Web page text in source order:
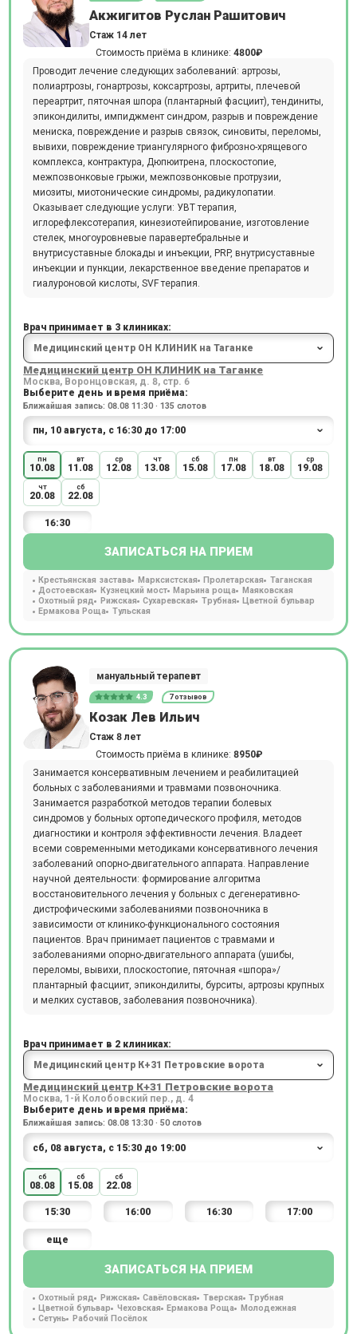
Акжигитов Руслан Рашитович
Стаж 14 лет
Стоимость приёма в клинике: 4800₽
Проводит лечение следующих заболеваний: артрозы,
полиартрозы, гонартрозы, коксартрозы, артриты, плечевой
переартрит, пяточная шпора (плантарный фасциит), тендиниты,
эпикондилиты, импиджмент синдром, разрыв и повреждение
мениска, повреждение и разрыв связок, синовиты, переломы,
вывихи, повреждение триангулярного фиброзно-хрящевого
комплекса, контрактура, Дюпюитрена, плоскостопие,
межпозвонковые грыжи, межпозвонковые протрузии,
миозиты, миотонические синдромы, радикулопатии.
Оказывает следующие услуги: УВТ терапия,
иглорефлексотерапия, кинезиотейпирование, изготовление
стелек, многоуровневые паравертебральные и
внутрисуставные блокады и инъекции, PRP, внутрисуставные
инъекции и пункции, лекарственное введение препаратов и
гиалуроновой кислоты, SVF терапия.
Врач принимает в 3 клиниках:
Медицинский центр ОН КЛИНИК на Таганке
Москва, Воронцовская, д. 8, стр. 6
Выберите день и время приёма:
Ближайшая запись: 08.08 11:30 · 135 слотов
пн
10.08
вт
11.08
ср
12.08
чт
13.08
сб
15.08
пн
17.08
вт
18.08
ср
19.08
чт
20.08
сб
22.08
16:30
ЗАПИСАТЬСЯ НА ПРИЕМ
Крестьянская застава Марксистская Пролетарская
Таганская
Достоевская
Кузнецкий мост Марьина роща
Маяковская
Охотный ряд
Рижская Сухаревская Трубная
Цветной бульвар
Ермакова Роща
Тульская
мануальный терапевт
4.3 7 отзывов
Козак Лев Ильич
Стаж 8 лет
Стоимость приёма в клинике: 8950₽
Занимается консервативным лечением и реабилитацией
больных с заболеваниями и травмами позвоночника.
Занимается разработкой методов терапии болевых
синдромов у больных ортопедического профиля, методов
диагностики и контроля эффективности лечения. Владеет
всеми современными методиками консервативного лечения
заболеваний опорно-двигательного аппарата. Направление
научной деятельности: формирование алгоритма
восстановительного лечения у больных с дегенеративно-
дистрофическими заболеваниями позвоночника в
зависимости от клинико-функционального состояния
пациентов. Врач принимает пациентов с травмами и
заболеваниями опорно-двигательного аппарата (ушибы,
переломы, вывихи, плоскостопие, пяточная «шпора»/
плантарный фасциит, эпикондилиты, бурситы, артрозы крупных
и мелких суставов, заболевания позвоночника).
Врач принимает в 2 клиниках:
Медицинский центр К+31 Петровские ворота
Москва, 1-й Колобовский пер., д. 4
Выберите день и время приёма:
Ближайшая запись: 08.08 13:30 · 50 слотов
сб
08.08
сб
15.08
сб
22.08
15:30 16:00 16:30 17:00
еще
ЗАПИСАТЬСЯ НА ПРИЕМ
Охотный ряд Рижская Савёловская Тверская
Трубная
Цветной бульвар
Чеховская Ермакова Роща
Молодежная
Сетунь
Рабочий Посёлок